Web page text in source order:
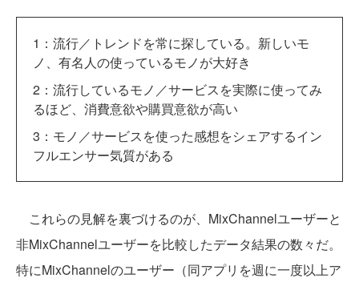
1：流行／トレンドを常に探している。新しいモ
ノ、有名人の使っているモノが大好き
2：流行しているモノ／サービスを実際に使ってみ
るほど、消費意欲や購買意欲が高い
3：モノ／サービスを使った感想をシェアするイン
フルエンサー気質がある
これらの見解を裏づけるのが、MixChannelユーザーと
非MixChannelユーザーを比較したデータ結果の数々だ。
特にMixChannelのユーザー（同アプリを週に一度以上ア